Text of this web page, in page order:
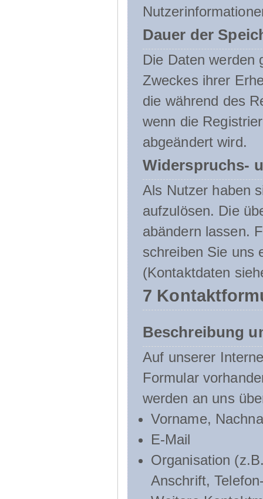
Dauer der
Die Daten werden
Zweckes ihrer
die während des
wenn die
abgeändert wird.
Widerspruchs-
Als Nutzer haben
aufzulösen. Die
abändern lassen.
schreiben Sie uns
(Kontaktdaten
7
Beschreibung
Auf unserer
Formular
werden an uns
Vorname,
E-Mail
Organisation
Anschrift,